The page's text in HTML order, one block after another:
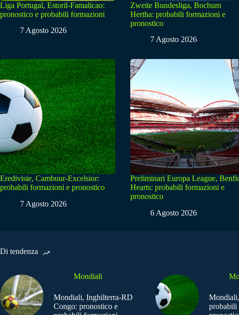
Liga Portugal, Estoril-Famalicao:
pronostico e probabili formazioni
7 Agosto 2026
Zweite Bundesliga, Bochum
Hertha: probabili formazioni e
pronostico
7 Agosto 2026
Eredivisie, Cambuur-Excelsior:
probabili formazioni e pronostico
7 Agosto 2026
Preliminari Europa League,
Hearts: probabili formazioni e
pronostico
6 Agosto 2026
Di tendenza
Mondiali
Mondiali, Inghilterra-RD
Congo: pronostico e
probabili